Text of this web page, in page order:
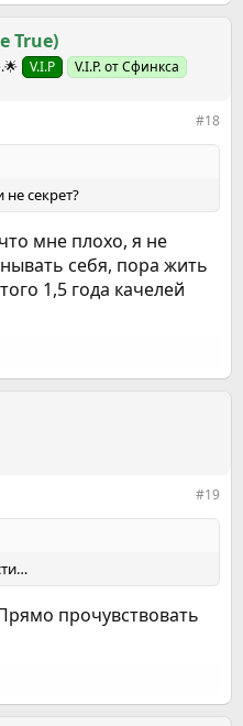
True)
V.I.P V.I.P. от Сфинкса
#18
секрет?
мне плохо, я не
себя, пора жить
1,5 года качелей
#19
прочувствовать